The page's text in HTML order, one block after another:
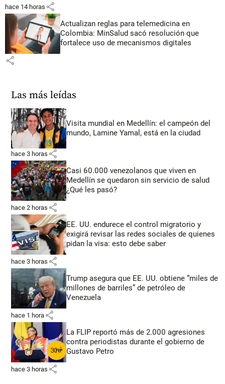
hace 14 horas share
Actualizan reglas para telemedicina en
Colombia: MinSalud sacó resolución que
fortalece uso de mecanismos digitales
share
Las más leídas
Visita mundial en Medellín: el campeón del
mundo, Lamine Yamal, está en la ciudad
hace 3 horas share
Casi 60.000 venezolanos que viven en
Medellín se quedaron sin servicio de salud
¿Qué les pasó?
hace 2 horas share
EE. UU. endurece el control migratorio y
exigirá revisar las redes sociales de quienes
pidan la visa: esto debe saber
hace 3 horas share
Trump asegura que EE. UU. obtiene “miles de
millones de barriles” de petróleo de
Venezuela
hace 1 hora share
La FLIP reportó más de 2.000 agresiones
contra periodistas durante el gobierno de
Gustavo Petro
hace 3 horas share